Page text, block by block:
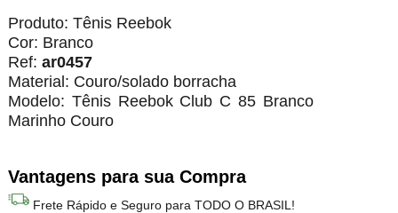
Produto: Tênis Reebok
Cor: Branco
Ref: ar0457
Material: Couro/solado borracha
Modelo: Tênis Reebok Club C 85 Branco
Marinho Couro
Vantagens para sua Compra
Frete Rápido e Seguro para TODO O BRASIL!